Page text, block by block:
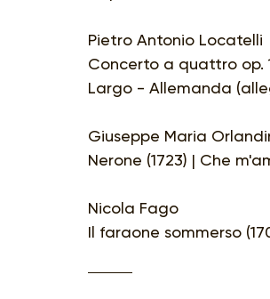
Pietro Antonio Locatelli
Concerto a quattro op.
Largo - Allemanda
Giuseppe Maria
Nerone (1723) | Che
Nicola Fago
Il faraone sommerso